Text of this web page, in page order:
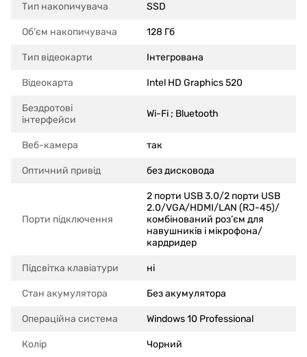
Тип накопичувача SSD
Об'єм накопичувача 128 Гб
Тип відеокарти Інтегрована
Відеокарта Intel HD Graphics 520
Бездротові
інтерфейси
Wi-Fi ; Bluetooth
Веб-камера так
Оптичний привід без дисковода
Порти підключення
2 порти USB 3.0/2 порти USB
2.0/VGA/HDMI/LAN (RJ-45)/
комбінований роз’єм для
навушників і мікрофона/
кардридер
Підсвітка клавіатури ні
Стан акумулятора Без акумулятора
Операційна система Windows 10 Professional
Колір Чорний